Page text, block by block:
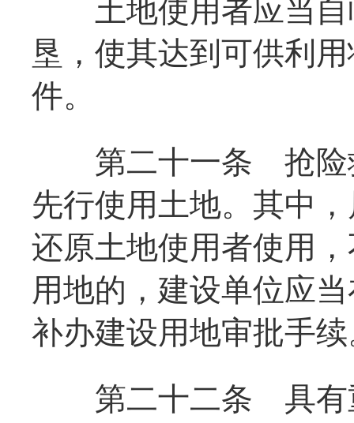
土地使用者应当自
垦，使其达到可供利
件。
第二十一条 抢险
先行使用土地。其中
还原土地使用者使用
用地的，建设单位应
补办建设用地审批手
第二十二条 具有